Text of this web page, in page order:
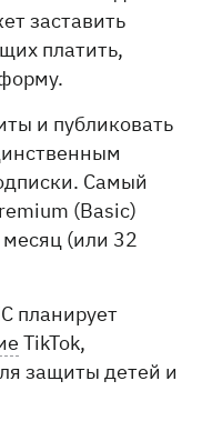
заставить
платить,
и публиковать
Самый
(Basic)
месяц (или 32
планирует
TikTok,
защиты детей и